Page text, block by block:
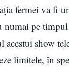
fermei va fi
numai pe
acestui show
limitele, în